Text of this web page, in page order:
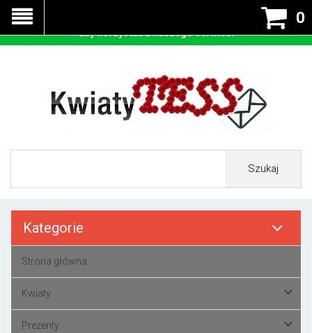
0
Szukaj
Kategorie
Strona główna
Kwiaty
Prezenty
Nasza strona korzysta z cookies - czyli tzw ciastek w celu
prawidłowego działania. Zaakceptuj przyjmowanie cookies
aby korzystać z naszego serwisu.